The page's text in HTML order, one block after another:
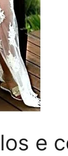
e